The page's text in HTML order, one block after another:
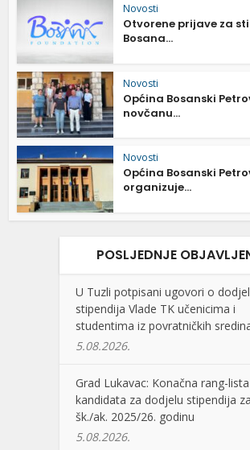
Novosti
Otvorene prijave za
Bosana...
Novosti
Općina Bosanski
novčanu...
Novosti
Općina Bosanski
organizuje...
POSLJEDNJE
U Tuzli potpisani ugovori o
stipendija Vlade TK učenicima i
studentima iz povratničkih
5.08.2026.
Grad Lukavac: Konačna rang-lista
kandidata za dodjelu stipendija za
šk./ak. 2025/26. godinu
5.08.2026.